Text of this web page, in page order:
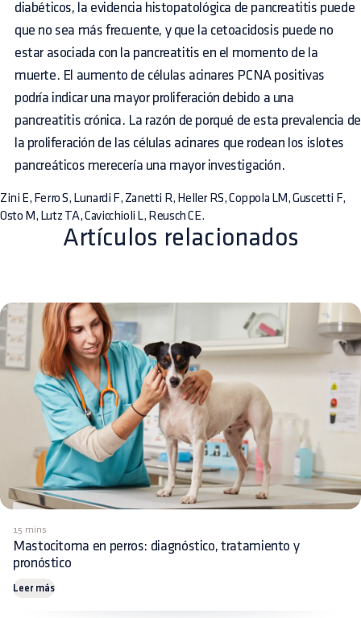
diabéticos, la evidencia histopatológica de pancreatitis puede
que no sea más frecuente, y que la cetoacidosis puede no
estar asociada con la pancreatitis en el momento de la
muerte. El aumento de células acinares PCNA positivas
podría indicar una mayor proliferación debido a una
pancreatitis crónica. La razón de porqué de esta prevalencia de
la proliferación de las células acinares que rodean los islotes
pancreáticos merecería una mayor investigación.
Zini E, Ferro S, Lunardi F, Zanetti R, Heller RS, Coppola LM, Guscetti F,
Osto M, Lutz TA, Cavicchioli L, Reusch CE.
Artículos relacionados
15 mins
Mastocitoma en perros: diagnóstico, tratamiento y
pronóstico
Leer más